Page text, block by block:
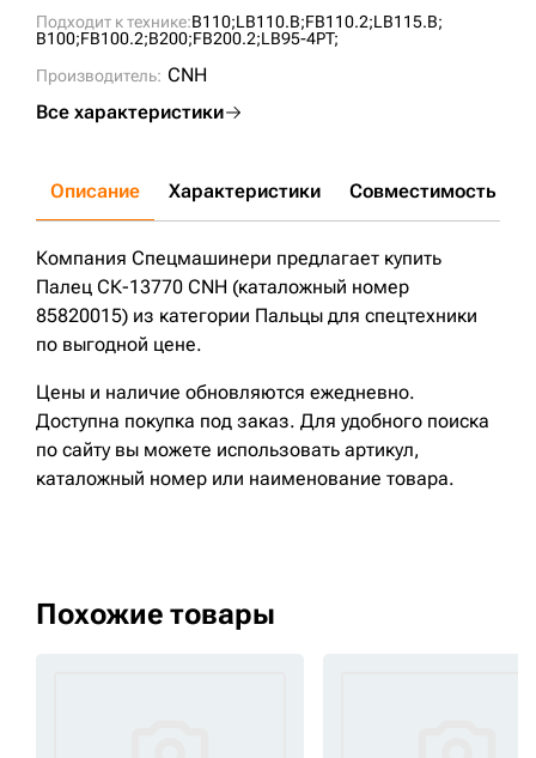
Подходит к технике:B110;LB110.B;FB110.2;LB115.B;
B100;FB100.2;B200;FB200.2;LB95-4PT;
Производитель: CNH
Все характеристики
Описание Характеристики Совместимость
Компания Спецмашинери предлагает купить
Палец СК-13770 CNH (каталожный номер
85820015) из категории Пальцы для спецтехники
по выгодной цене.
Цены и наличие обновляются ежедневно.
Доступна покупка под заказ. Для удобного поиска
по сайту вы можете использовать артикул,
каталожный номер или наименование товара.
Похожие товары